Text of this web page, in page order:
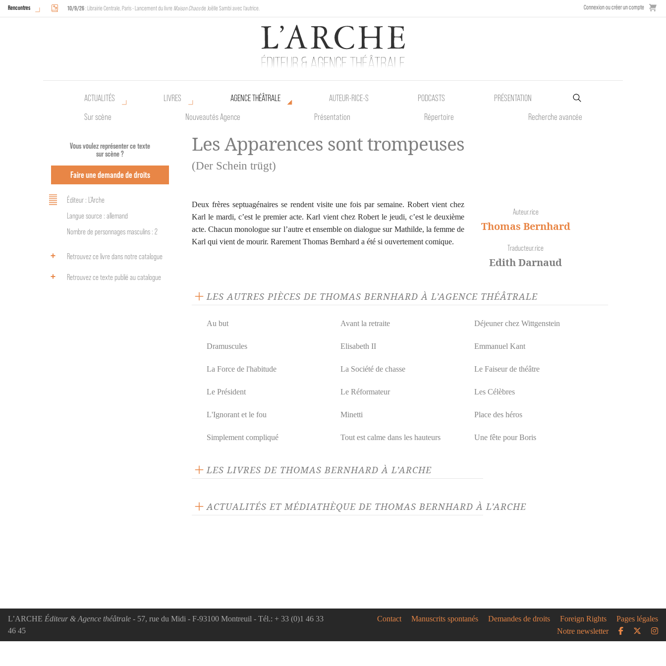
Rencontres 10/9/26: Librairie Centrale, Paris - Lancement du livre Maison Chaosde Joëlle Sambi avec l'autrice.
: Halles de Schaerbeek, Bruxelles - L'Arche sera présente au Poetik Bazar tout le weekend !
Connexion ou créer un compte
ACTUALITÉS LIVRES
AGENCE THÉÂTRALE
Sur scène
Nouveautés Agence Présentation Répertoire Recherche avancée
AUTEUR•RICE•S PODCASTS PRÉSENTATION
Vous voulez représenter ce texte
sur scène ?
Faire une demande de droits
Éditeur : L'Arche
Langue source : allemand
Nombre de personnages masculins : 2
Retrouvez ce livre dans notre catalogue
Retrouvez ce texte publié au catalogue
Les Apparences sont trompeuses
(Der Schein trügt)
Deux frères septuagénaires se rendent visite une fois par semaine. Robert vient chez
Karl le mardi, c’est le premier acte. Karl vient chez Robert le jeudi, c’est le deuxième
acte. Chacun monologue sur l’autre et ensemble on dialogue sur Mathilde, la femme de
Karl qui vient de mourir. Rarement Thomas Bernhard a été si ouvertement comique.
Auteur.rice
Thomas Bernhard
Traducteur.rice
Edith Darnaud
LES AUTRES PIÈCES DE THOMAS BERNHARD À L’AGENCE THÉÂTRALE
Au but Avant la retraite Déjeuner chez Wittgenstein
Dramuscules Elisabeth II Emmanuel Kant
La Force de l'habitude La Société de chasse Le Faiseur de théâtre
Le Président Le Réformateur Les Célèbres
L'Ignorant et le fou Minetti Place des héros
Simplement compliqué Tout est calme dans les hauteurs Une fête pour Boris
LES LIVRES DE THOMAS BERNHARD À L’ARCHE
ACTUALITÉS ET MÉDIATHÈQUE DE THOMAS BERNHARD À L’ARCHE
Simplement...
L’ARCHE Éditeur & Agence théâtrale - 57, rue du Midi - F-93100 Montreuil - Tél.: + 33 (0)1 46 33
46 45
Contact Manuscrits spontanés Demandes de droits Foreign Rights
Pages légales
Notre newsletter